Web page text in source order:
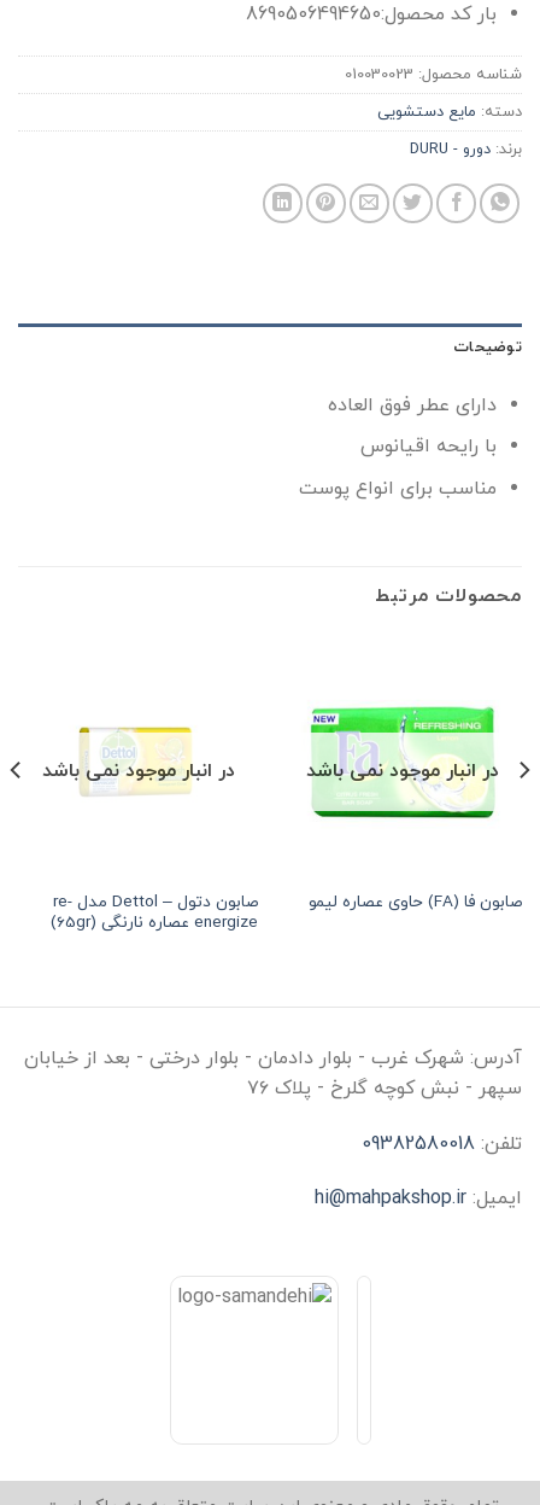
بار کد محصول:8690506494650
شناسه محصول: 010030023
دسته: مایع دستشویی
برند: دورو - DURU
توضیحات
دارای عطر فوق العاده
با رایحه اقیانوس
مناسب برای انواع پوست
محصولات مرتبط
در انبار موجود نمی باشد
صابون فا (FA) حاوی عصاره لیمو
در انبار موجود نمی باشد
صابون دتول – Dettol مدل re-
energize عصاره نارنگی (65gr)
هر قسط هر قسط 84,375 تومان خرید قسطی با ترب‌پی بدون کارمزد
آدرس: شهرک غرب - بلوار دادمان - بلوار درختی - بعد از خیابان
سپهر - نبش کوچه گلرخ - پلاک ۷۶
تلفن: 09382580018
ایمیل: hi@mahpakshop.ir